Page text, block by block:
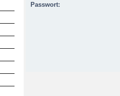
Passwort: